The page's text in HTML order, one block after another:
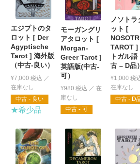
エジプトのタ
ロット [ Der
Agyptische
Tarot ] 海外版
（中古-良い）
¥7,000 税込
中古 - 良い
★希少品
モーガングリ
アタロット [
Morgan-
Greer Tarot ]
英語版(中古-
可）
¥980 税込
中古 - 可
ノソトラ
ット [
TAROT ]
トガル語
古 – D品）
¥1,000 税
中古 - D